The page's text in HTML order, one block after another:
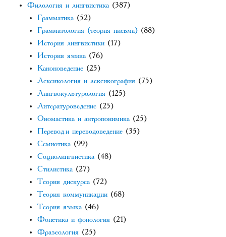
Филология и лингвистика (387)
Грамматика (52)
Грамматология (теория письма) (88)
История лингвистики (17)
История языка (76)
Каноноведение (25)
Лексикология и лексикография (75)
Лингвокультурология (125)
Литературоведение (25)
Ономастика и антропонимика (25)
Перевод и переводоведение (35)
Семиотика (99)
Социолингвистика (48)
Стилистика (27)
Теория дискурса (72)
Теория коммуникации (68)
Теория языка (46)
Фонетика и фонология (21)
Фразеология (25)